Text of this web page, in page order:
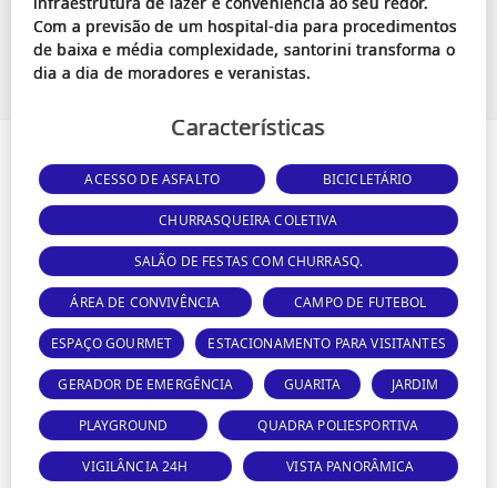
Com a previsão de um hospital-dia para procedimentos
de baixa e média complexidade, santorini transforma o
Características
ACESSO DE ASFALTO BICICLETÁRIO
CHURRASQUEIRA COLETIVA
SALÃO DE FESTAS COM CHURRASQ.
ÁREA DE CONVIVÊNCIA CAMPO DE FUTEBOL
ESPAÇO GOURMET ESTACIONAMENTO PARA VISITANTES
GERADOR DE EMERGÊNCIA GUARITA JARDIM
PLAYGROUND QUADRA POLIESPORTIVA
VIGILÂNCIA 24H VISTA PANORÂMICA